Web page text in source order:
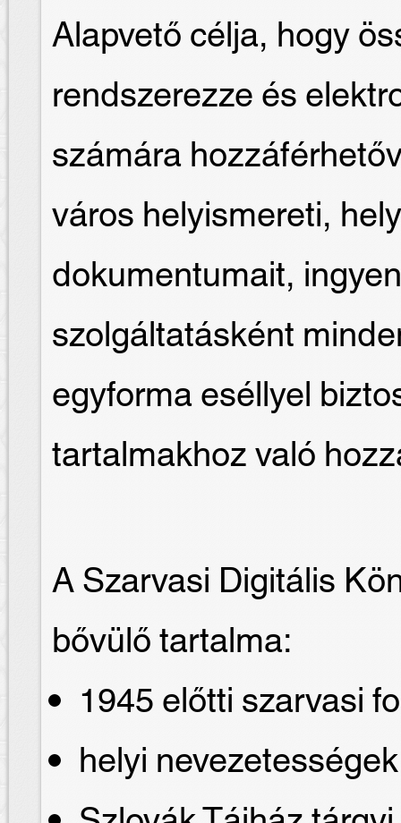
Alapvető célja, hogy
rendszerezze és
számára
város helyismereti,
dokumentumait,
szolgáltatásként
egyforma eséllyel
tartalmakhoz való
A Szarvasi Digitális
bővülő tartalma:
1945 előtti szarvasi
helyi